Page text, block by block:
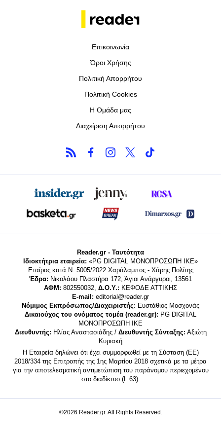
Επικοινωνία
Όροι Χρήσης
Πολιτική Απορρήτου
Πολιτική Cookies
Η Ομάδα μας
Διαχείριση Απορρήτου
Reader.gr - Ταυτότητα
Ιδιοκτήτρια εταιρεία: «PG DIGITAL MONΟΠΡΟΣΩΠΗ ΙΚΕ»
Εταίρος κατά Ν. 5005/2022 Χαράλαμπος - Χάρης Πολίτης
Έδρα: Νικολάου Πλαστήρα 172, Άγιοι Ανάργυροι, 13561
ΑΦΜ: 802550032, Δ.Ο.Υ.: ΚΕΦΟΔΕ ΑΤΤΙΚΗΣ
E-mail: editorial@reader.gr
Νόμιμος Εκπρόσωπος/Διαχειριστής: Ευστάθιος Μοσχονάς
Δικαιούχος του ονόματος τομέα (reader.gr): PG DIGITAL
MONΟΠΡΟΣΩΠΗ ΙΚΕ
Διευθυντής: Ηλίας Αναστασιάδης / Διευθυντής Σύνταξης: Αξιώτη
Κυριακή
Η Εταιρεία δηλώνει ότι έχει συμμορφωθεί με τη Σύσταση (ΕΕ)
2018/334 της Επιτροπής της 1ης Μαρτίου 2018 σχετικά με τα μέτρα
για την αποτελεσματική αντιμετώπιση του παράνομου περιεχομένου
στο διαδίκτυο (L 63).
©2026 Reader.gr. All Rights Reserved.